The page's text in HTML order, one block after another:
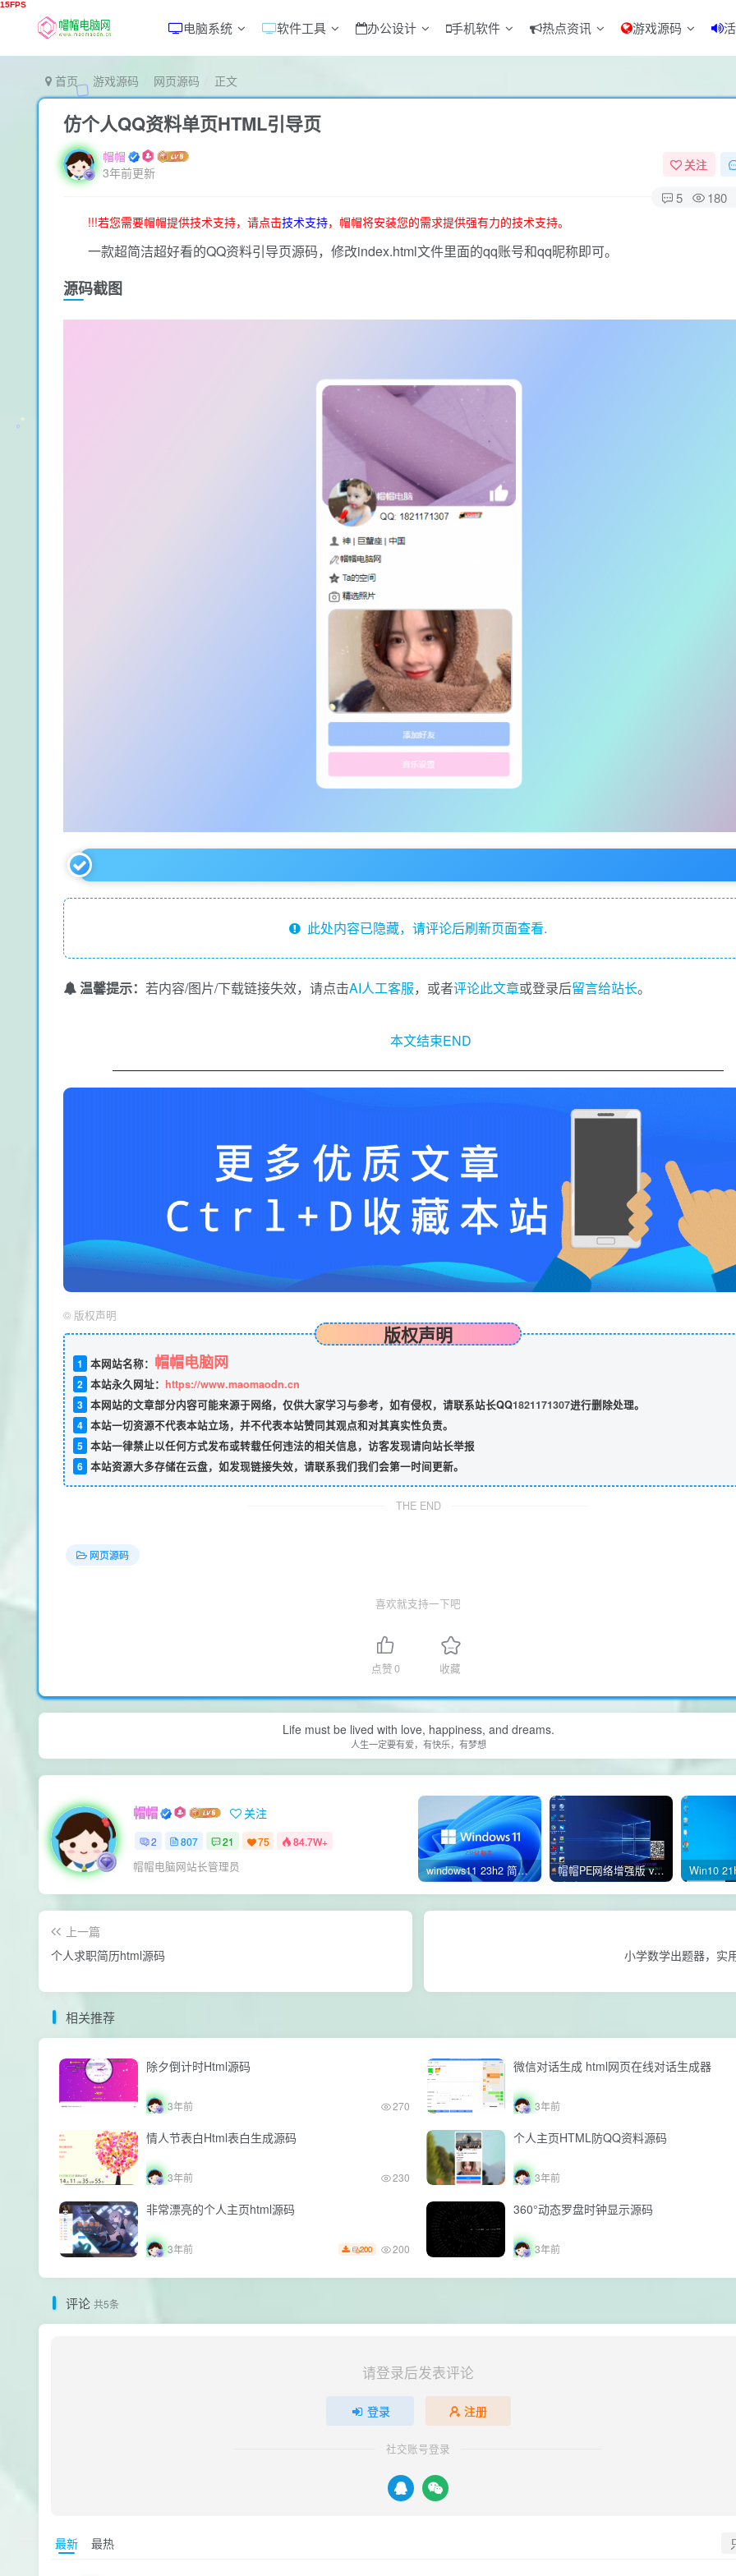
电脑系统 软件工具 办公设计 手机软件 热点资讯 游戏源码
首页 游戏源码 网页源码 正文
仿个人QQ资料单页HTML引导页
帽帽
3年前更新
关注
5 180
!!!若您需要帽帽提供技术支持，请点击技术支持，帽帽将安装您的需求提供强有力的技术支持。
一款超简洁超好看的QQ资料引导页源码，修改index.html文件里面的qq账号和qq昵称即可。
源码截图
此处内容已隐藏，请评论后刷新页面查看.
温馨提示： 若内容/图片/下载链接失效，请点击AI人工客服，或者评论此文章或登录后留言给站长。
本文结束END
© 版权声明
版权声明
1 本网站名称： 帽帽电脑网
2 本站永久网址： https://www.maomaodn.cn
3 本网站的文章部分内容可能来源于网络，仅供大家学习与参考，如有侵权，请联系站长QQ1821171307进行删除处理。
4 本站一切资源不代表本站立场，并不代表本站赞同其观点和对其真实性负责。
5 本站一律禁止以任何方式发布或转载任何违法的相关信息，访客发现请向站长举报
6 本站资源大多存储在云盘，如发现链接失效，请联系我们我们会第一时间更新。
THE END
网页源码
喜欢就支持一下吧
点赞0 收藏
Life must be lived with love, happiness, and dreams.
人生一定要有爱，有快乐，有梦想
帽帽 关注
2 807 21 75 84.7W+
帽帽电脑网站长管理员 windows11 23h2 简体中文版64位 正式版 帽帽PE网络增强版 v2.4版本
上一篇
个人求职简历html源码
小学数学出题器，实
相关推荐
除夕倒计时Html源码
3年前 270
微信对话生成 html网页在线对话生成器
3年前
情人节表白Html表白生成源码
3年前 230
个人主页HTML防QQ资料源码
3年前
非常漂亮的个人主页html源码
3年前 200 200
360°动态罗盘时钟显示源码
3年前
评论 共5条
请登录后发表评论
登录 注册
社交账号登录
最新 最热